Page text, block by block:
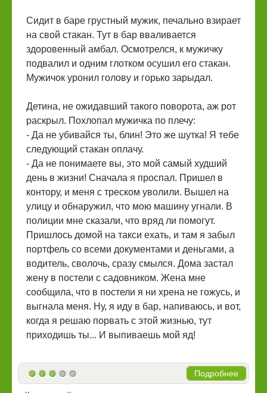
Сидит в баре грустный мужик, печально взирает
на свой стакан. Тут в бар вваливается
здоровенный амбал. Осмотрелся, к мужичку
подвалил и одним глотком осушил его стакан.
Мужичок уронил голову и горько зарыдал.
Детина, не ожидавший такого поворота, аж рот
раскрыл. Похлопал мужичка по плечу:
- Да не убивайся ты, блин! Это же шутка! Я тебе
следующий стакан оплачу.
- Да не понимаете вы, это мой самый худший
день в жизни! Сначала я проспал. Пришел в
контору, и меня с треском уволили. Вышел на
улицу и обнаружил, что мою машину угнали. В
полиции мне сказали, что вряд ли помогут.
Пришлось домой на такси ехать, и там я забыл
портфель со всеми документами и деньгами, а
водитель, сволочь, сразу смылся. Дома застал
жену в постели с садовником. Жена мне
сообщила, что в постели я ни хрена не гожусь, и
выгнала меня. Ну, я иду в бар, напиваюсь, и вот,
когда я решаю порвать с этой жизнью, тут
приходишь ты... И выпиваешь мой яд!
Подробнее